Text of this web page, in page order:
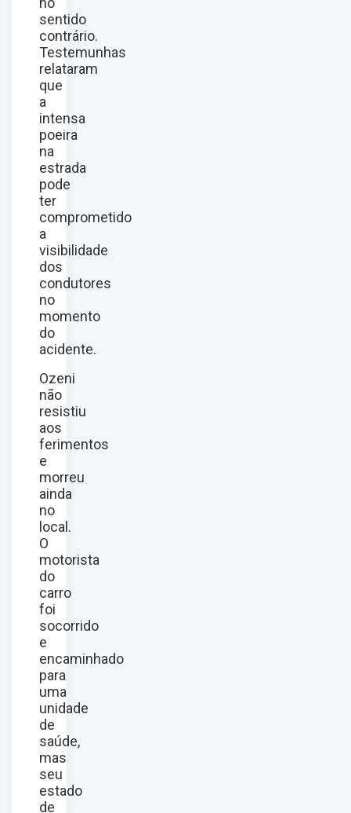
sentido
contrário.
Testemunhas
relataram
que
a
intensa
poeira
na
estrada
pode
ter
comprometido
a
visibilidade
dos
condutores
no
momento
do
acidente.
Ozeni
não
resistiu
aos
ferimentos
e
morreu
ainda
no
local.
O
motorista
do
carro
foi
socorrido
e
encaminhado
para
uma
unidade
de
saúde,
mas
seu
estado
de